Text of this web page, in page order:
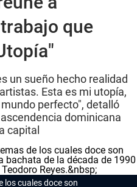
que
un sueño hecho realidad
Esta es mi utopía,
perfecto", detalló
dominicana
capital
los cuales doce son